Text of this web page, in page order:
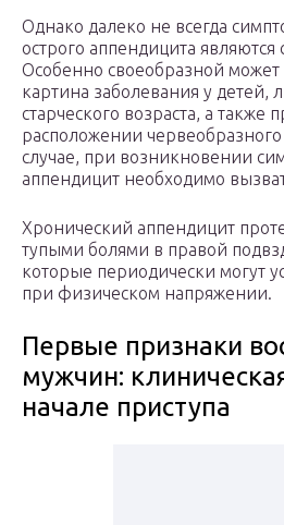
Однако далеко не всегда
острого аппендицита
Особенно своеобразной может
картина заболевания у детей,
старческого возраста, а также
расположении
случае, при возникновении
аппендицит необходимо
Хронический аппендицит
тупыми болями в правой
которые периодически могут
при физическом напряжении.
Первые признаки
мужчин:
начале приступа